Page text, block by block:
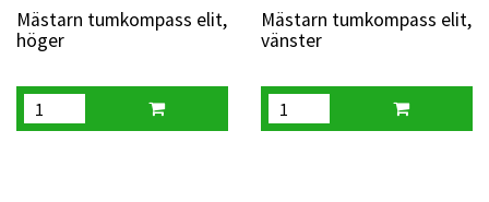
Mästarn tumkompass elit,
höger
Mästarn tumkompass elit,
vänster